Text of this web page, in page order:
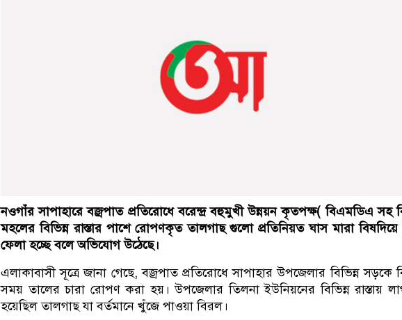
নওগাঁর সাপাহারে বজ্রপাত প্রতিরোধে বরেন্দ্র বহুমুখী উন্নয়ন কৃতপক্ষ( বিএমডিএ সহ
মহলের বিভিন্ন রাস্তার পাশে রোপণকৃত তালগাছ গুলো প্রতিনিয়ত ঘাস মারা বিষদিয়ে
ফেলা হচ্ছে বলে অভিযোগ উঠেছে।
এলাকাবাসী সূত্রে জানা গেছে, বজ্রপাত প্রতিরোধে সাপাহার উপজেলার বিভিন্ন সড়কে
সময় তালের চারা রোপণ করা হয়। উপজেলার তিলনা ইউনিয়নের বিভিন্ন রাস্তায়
হয়েছিল তালগাছ যা বর্তমানে খুঁজে পাওয়া বিরল।